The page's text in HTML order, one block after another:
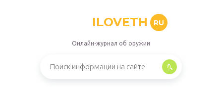
ILOVETH RU
Онлайн-журнал об оружии